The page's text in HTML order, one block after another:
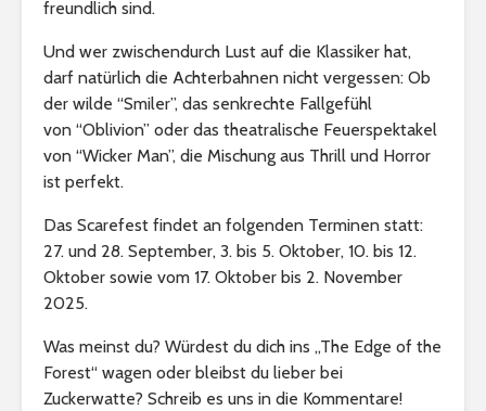
freundlich sind.
Und wer zwischendurch Lust auf die Klassiker hat,
darf natürlich die Achterbahnen nicht vergessen: Ob
der wilde “Smiler”, das senkrechte Fallgefühl
von “Oblivion” oder das theatralische Feuerspektakel
von “Wicker Man”, die Mischung aus Thrill und Horror
ist perfekt.
Das Scarefest findet an folgenden Terminen statt:
27. und 28. September, 3. bis 5. Oktober, 10. bis 12.
Oktober sowie vom 17. Oktober bis 2. November
2025.
Was meinst du? Würdest du dich ins „The Edge of the
Forest“ wagen oder bleibst du lieber bei
Zuckerwatte? Schreib es uns in die Kommentare!